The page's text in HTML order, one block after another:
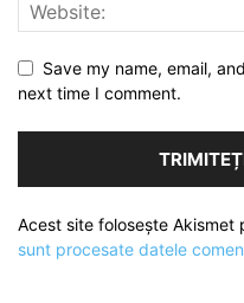
Save my name, email,
next time I comment.
Acest site folosește Akismet
sunt procesate datele